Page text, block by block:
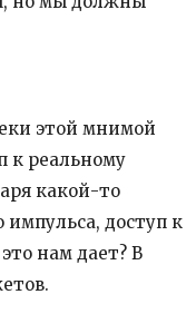
этой мнимой
к реальному
какой-то
импульса, доступ к
нам дает? В